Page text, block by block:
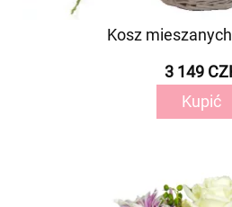
Kosz
3 149
Kupić